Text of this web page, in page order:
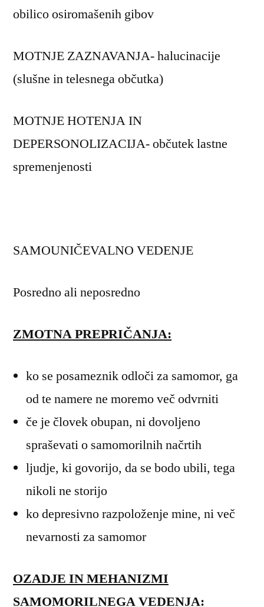
obilico osiromašenih gibov
MOTNJE ZAZNAVANJA- halucinacije
(slušne in telesnega občutka)
MOTNJE HOTENJA IN
DEPERSONOLIZACIJA- občutek lastne
spremenjenosti
SAMOUNIČEVALNO VEDENJE
Posredno ali neposredno
ZMOTNA PREPRIČANJA:
ko se posameznik odloči za samomor, ga
od te namere ne moremo več odvrniti
če je človek obupan, ni dovoljeno
spraševati o samomorilnih načrtih
ljudje, ki govorijo, da se bodo ubili, tega
nikoli ne storijo
ko depresivno razpoloženje mine, ni več
nevarnosti za samomor
OZADJE IN MEHANIZMI
SAMOMORILNEGA VEDENJA: